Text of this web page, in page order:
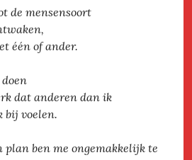
de mensensoort
één of ander.
dat anderen dan ik
bij voelen.
plan ben me ongemakkelijk te